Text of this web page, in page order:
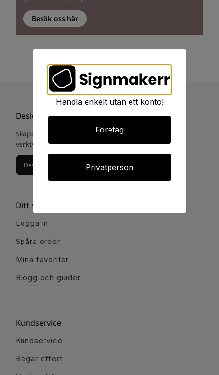
Besök oss här
Designa din egna skylt
Skapa och designa din egna skylt med vårat digital
verktyg. Eller gå tillskyltstudio guiden.
Designa din egna skylt
Ditt signmakerr
Logga in
Spåra order
Mina favoriter
Blogg och guider
Kundservice
Kundservice
Begär offert
Handla enkelt utan ett konto!
Företag
Privatperson